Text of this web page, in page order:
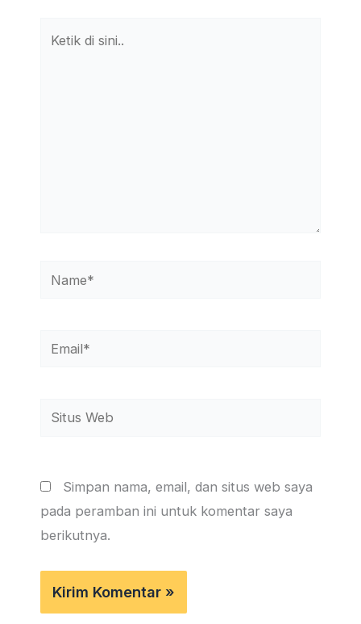
Name*
Email*
Situs
Simpan nama, email, dan situs web saya
pada peramban ini untuk komentar saya
berikutnya.